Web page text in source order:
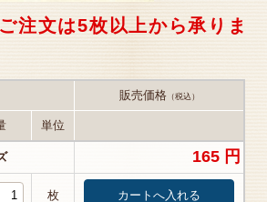
注文は5枚以上から承りま
販売価格（税込）
単位
165 円
枚